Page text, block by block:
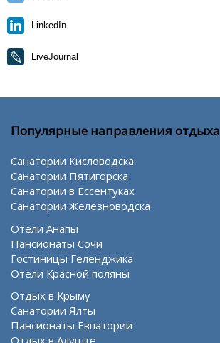
LinkedIn
LiveJournal
Популярные направления отдыха
Санатории Кисловодска
Санатории Пятигорска
Санатории в Ессентуках
Санатории Железноводска
Отели Анапы
Пансионаты Сочи
Гостиницы Геленджика
Отели Красной поляны
Отдых в Крыму
Санатории Ялты
Пансионаты Евпатории
Отдых в Алуште